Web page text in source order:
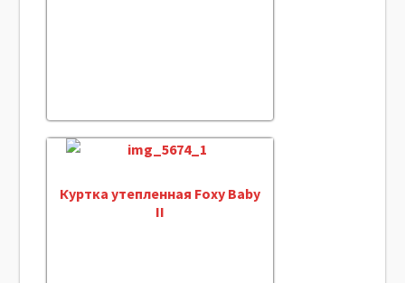
Куртка утепленная Foxy Baby
II